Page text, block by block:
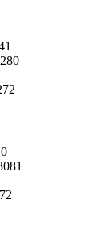
280